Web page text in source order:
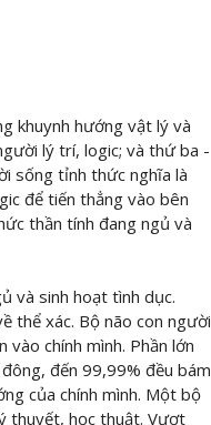
khuynh hướng vật lý và
lý trí, logic; và thứ ba -
sống tỉnh thức nghĩa là
để tiến thẳng vào bên
thần tính đang ngủ và
và sinh hoạt tình dục.
thể xác. Bộ não con người
chính mình. Phần lớn
đến 99,99% đều bám
của chính mình. Một bộ
thuyết, học thuật. Vượt